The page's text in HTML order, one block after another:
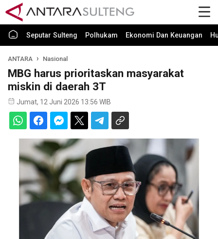
Seputar Sulteng Polhukam Ekonomi Dan Keuangan
ANTARA Nasional
MBG harus prioritaskan masyarakat
miskin di daerah 3T
Jumat, 12 Juni 2026 13:56 WIB